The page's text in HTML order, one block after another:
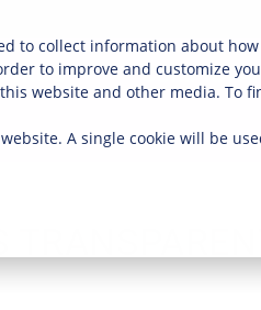
to collect information about
to improve and customize
website and other media. To
A single cookie will be
COMPRA